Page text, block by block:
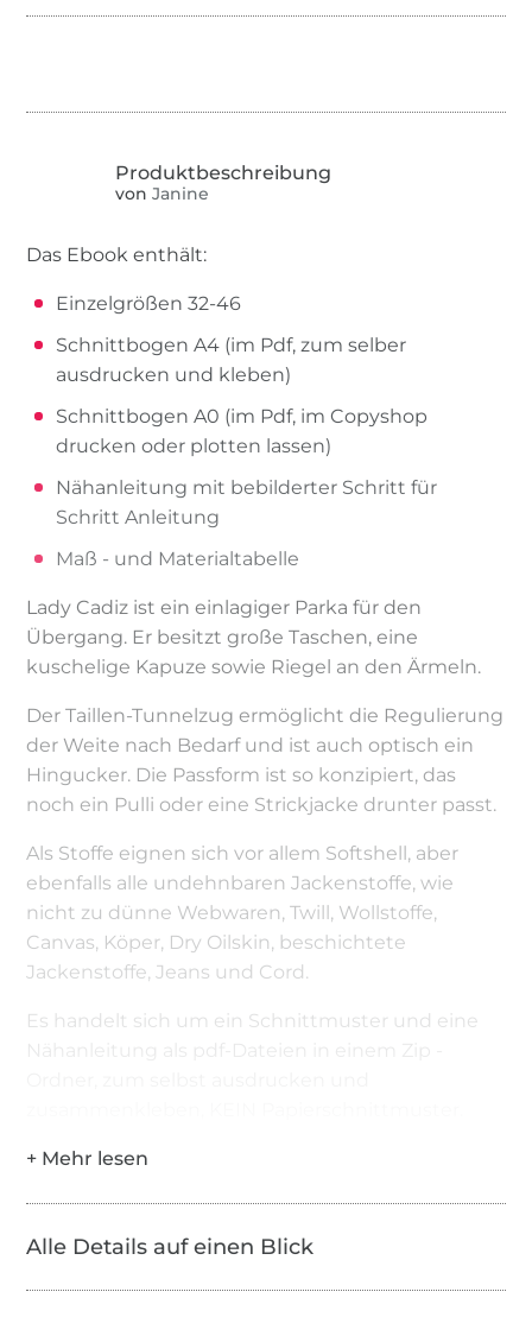
von Janine
Das Ebook enthält:
Einzelgrößen 32-46
Schnittbogen A4 (im Pdf, zum selber
ausdrucken und kleben)
Schnittbogen A0 (im Pdf, im Copyshop
drucken oder plotten lassen)
Nähanleitung mit bebilderter Schritt für
Schritt Anleitung
Maß - und Materialtabelle
Lady Cadiz ist ein einlagiger Parka für den
Übergang. Er besitzt große Taschen, eine
kuschelige Kapuze sowie Riegel an den Ärmeln.
Der Taillen-Tunnelzug ermöglicht die Regulierung
der Weite nach Bedarf und ist auch optisch ein
Hingucker. Die Passform ist so konzipiert, das
noch ein Pulli oder eine Strickjacke drunter passt.
Als Stoffe eignen sich vor allem Softshell, aber
ebenfalls alle undehnbaren Jackenstoffe, wie
nicht zu dünne Webwaren, Twill, Wollstoffe,
Canvas, Köper, Dry Oilskin, beschichtete
Jackenstoffe, Jeans und Cord.
Es handelt sich um ein Schnittmuster und eine
Zum Öffnen der Datei benötigt ihr den Adobe
zum Öffnen von Zip-Ordnern.
Genähte Einzelstücke dürfen verkauft werden.
Alle Details auf einen Blick